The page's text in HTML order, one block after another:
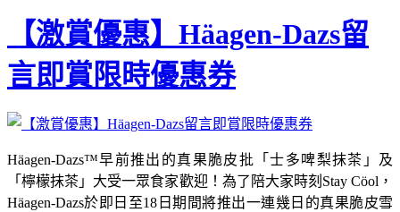
【激賞優惠】Häagen-Dazs留
言即賞限時優惠券
Häagen-Dazs™早前推出的真果脆皮批「士多啤梨抹茶」及
「檸檬抹茶」大受一眾食家歡迎！為了陪大家時刻Stay Cöol，
Häagen-Dazs於即日至18日期間將推出一連幾日的真果脆皮雪